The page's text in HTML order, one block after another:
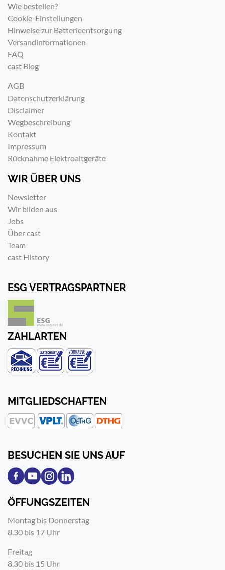
durch: Movingheads fahren in die Home-Position
und öffnen den Shutter, alle anderen Geräte geben
kurz Licht als Signal. Der Parameter Test fährt
danach jede Funktion einzeln ab. Von welchem
Hersteller Scheinwerfer oder Konsole stammen,
spielt dabei keine Rolle.
Wie bestellen?
Cookie-Einstellungen
Hinweise zur Batterieentsorgung
Versandinformationen
FAQ
cast Blog
AGB
Datenschutzerklärung
Disclaimer
Wegbeschreibung
Kontakt
Impressum
Rücknahme Elektroaltgeräte
WIR ÜBER UNS
Newsletter
Wir bilden aus
Jobs
Über cast
Team
cast History
ESG VERTRAGSPARTNER
ZAHLARTEN
MITGLIEDSCHAFTEN
BESUCHEN SIE UNS AUF
ÖFFUNGSZEITEN
Montag bis Donnerstag
8.30 bis 17 Uhr
Freitag
8.30 bis 15 Uhr